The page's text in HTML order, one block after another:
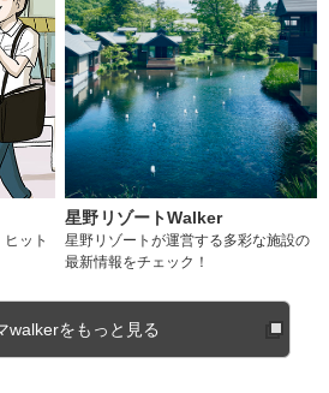
ット
星野リゾートWalker
星野リゾートが運営する多彩な施設の
最新情報をチェック！
walkerをもっと見る